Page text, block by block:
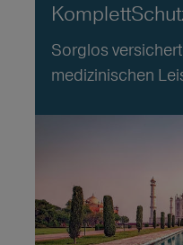
Sorglos
medizinischen